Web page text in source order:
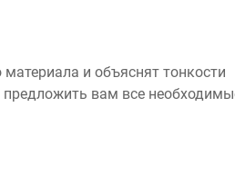
и объяснят тонкости
вам все